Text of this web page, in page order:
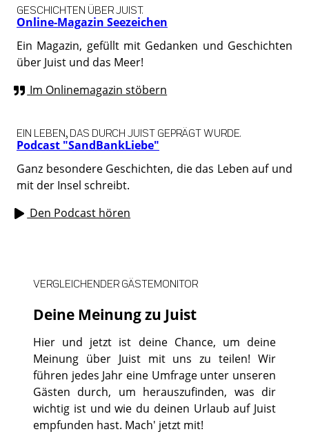
Online-Magazin Seezeichen
GESCHICHTEN ÜBER JUIST.
Ein Magazin, gefüllt mit Gedanken und Geschichten
über Juist und das Meer!
Im Onlinemagazin stöbern
Podcast "SandBankLiebe"
EIN LEBEN, DAS DURCH JUIST GEPRÄGT WURDE.
Ganz besondere Geschichten, die das Leben auf und
mit der Insel schreibt.
Den Podcast hören
Deine Meinung zu Juist
VERGLEICHENDER GÄSTEMONITOR
Hier und jetzt ist deine Chance, um deine
Meinung über Juist mit uns zu teilen! Wir
führen jedes Jahr eine Umfrage unter unseren
Gästen durch, um herauszufinden, was dir
wichtig ist und wie du deinen Urlaub auf Juist
empfunden hast. Mach' jetzt mit!